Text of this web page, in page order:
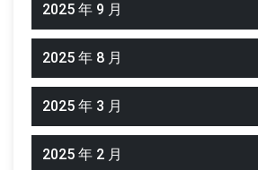
2025 年 9 月
2025 年 8 月
2025 年 3 月
2025 年 2 月